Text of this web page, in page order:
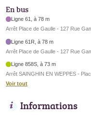
En bus
Ligne 61, à 78 m
Arrêt Place de Gaulle - 127 Rue
Ligne 61R, à 78 m
Arrêt Place de Gaulle - 127 Rue
Ligne 858S, à 73 m
Arrêt SAINGHIN EN WEPPES -
Voir tout
Informations